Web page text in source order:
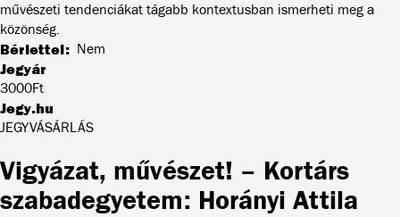
művészeti tendenciákat tágabb kontextusban ismerheti meg a
közönség.
Bérlettel Nem
Jegyár
3000Ft
Jegy.hu
JEGYVÁSÁRLÁS
Vigyázat, művészet! – Kortárs
szabadegyetem: Horányi Attila